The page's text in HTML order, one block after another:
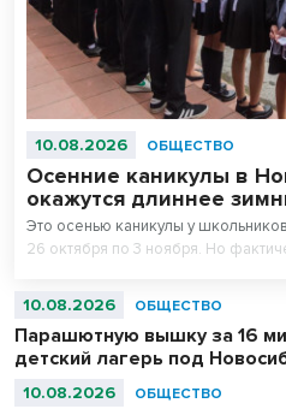
10.08.2026 ОБЩЕСТВО
Осенние каникулы в
окажутся длиннее
Это осенью каникулы у
26 октября по 3 ноября. Но
10.08.2026 ОБЩЕСТВО
Парашютную вышку за 16
детский лагерь под
10.08.2026 ОБЩЕСТВО